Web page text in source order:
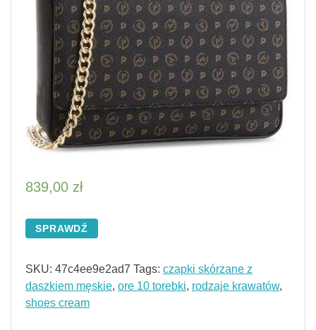
839,00 zł
SPRAWDŹ
SKU: 47c4ee9e2ad7 Tags: czapki skórzane z
daszkiem męskie, ore 10 torebki, rodzaje krawatów,
shoes cream